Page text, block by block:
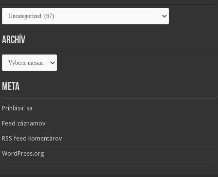
Kategórie
Archív
Archív
Meta
Prihlásiť sa
Feed záznamov
RSS feed komentárov
WordPress.org